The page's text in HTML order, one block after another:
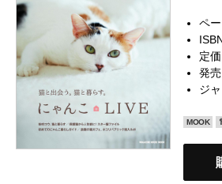
ペ
定
発
ジ
MOOK